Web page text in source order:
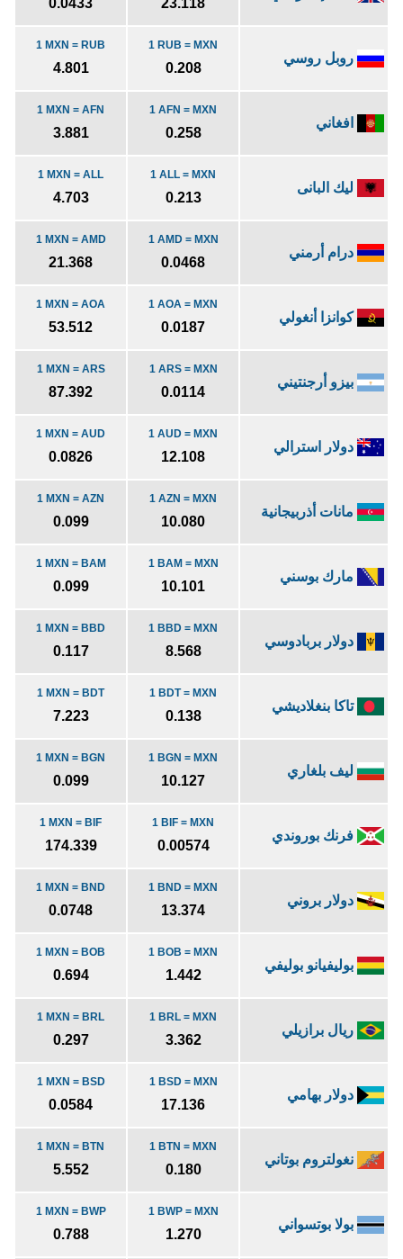
23.118
0.0433
روبل روسي
1 RUB = MXN
0.208
1 MXN = RUB
4.801
افغاني
1 AFN = MXN
0.258
1 MXN = AFN
3.881
ليك البانى
1 ALL = MXN
0.213
1 MXN = ALL
4.703
درام أرمني
1 AMD = MXN
0.0468
1 MXN = AMD
21.368
كوانزا أنغولي
1 AOA = MXN
0.0187
1 MXN = AOA
53.512
بيزو أرجنتيني
1 ARS = MXN
0.0114
1 MXN = ARS
87.392
دولار استرالي
1 AUD = MXN
12.108
1 MXN = AUD
0.0826
مانات أذربيجانية
1 AZN = MXN
10.080
1 MXN = AZN
0.099
مارك بوسني
1 BAM = MXN
10.101
1 MXN = BAM
0.099
دولار بربادوسي
1 BBD = MXN
8.568
1 MXN = BBD
0.117
تاكا بنغلاديشي
1 BDT = MXN
0.138
1 MXN = BDT
7.223
ليف بلغاري
1 BGN = MXN
10.127
1 MXN = BGN
0.099
فرنك بوروندي
1 BIF = MXN
0.00574
1 MXN = BIF
174.339
دولار بروني
1 BND = MXN
13.374
1 MXN = BND
0.0748
بوليفيانو بوليفي
1 BOB = MXN
1.442
1 MXN = BOB
0.694
ريال برازيلي
1 BRL = MXN
3.362
1 MXN = BRL
0.297
دولار بهامي
1 BSD = MXN
17.136
1 MXN = BSD
0.0584
نغولتروم بوتاني
1 BTN = MXN
0.180
1 MXN = BTN
5.552
بولا بوتسواني
1 BWP = MXN
1.270
1 MXN = BWP
0.788